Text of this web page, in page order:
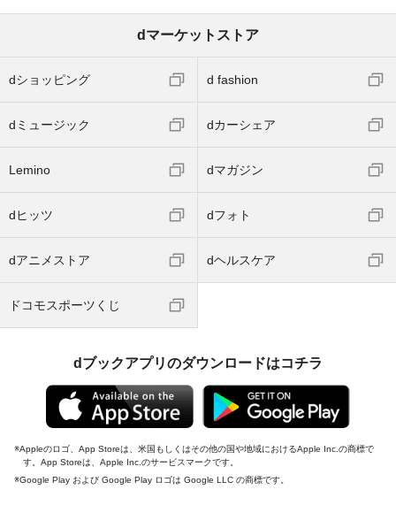
dマーケットストア
dショッピング d fashion
dミュージック dカーシェア
Lemino dマガジン
dヒッツ dフォト
dアニメストア dヘルスケア
ドコモスポーツくじ
dブックアプリのダウンロードはコチラ
Appleのロゴ、App Storeは、米国もしくはその他の国や地域におけるApple Inc.の商標で
す。App Storeは、Apple Inc.のサービスマークです。
Google Play および Google Play ロゴは Google LLC の商標です。